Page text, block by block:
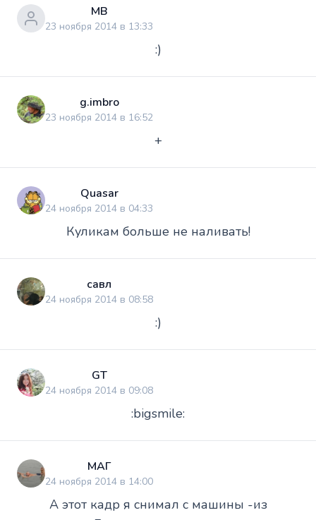
МВ
23 ноября 2014 в 13:33
:)
g.imbro
23 ноября 2014 в 16:52
+
Quasar
24 ноября 2014 в 04:33
Куликам больше не наливать!
савл
24 ноября 2014 в 08:58
:)
GT
24 ноября 2014 в 09:08
:bigsmile:
МАГ
24 ноября 2014 в 14:00
А этот кадр я снимал с машины -из